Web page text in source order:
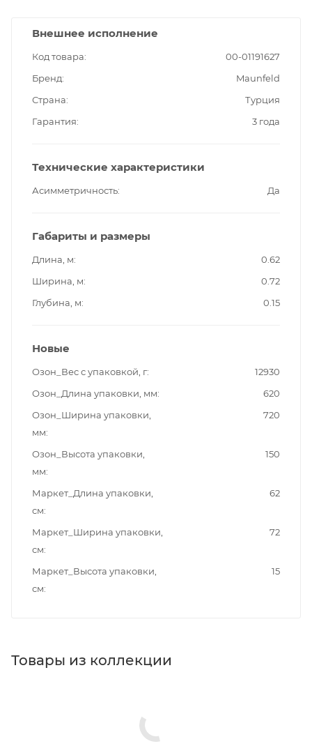
Внешнее исполнение
Код товара
00-01191627
Бренд
Maunfeld
Страна
Турция
Гарантия
3 года
Технические характеристики
Асимметричность Да
Габариты и размеры
Длина, м
0.62
Ширина, м
0.72
Глубина, м
0.15
Новые
Озон_Вес с упаковкой, г
12930
Озон_Длина упаковки, мм
620
Озон_Ширина упаковки,
мм
720
Озон_Высота упаковки,
мм
150
Маркет_Длина упаковки,
см
62
Маркет_Ширина упаковки,
см
72
Маркет_Высота упаковки,
см
15
Товары из коллекции